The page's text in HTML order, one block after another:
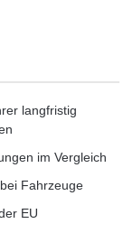
langfristig
im Vergleich
Fahrzeuge
EU